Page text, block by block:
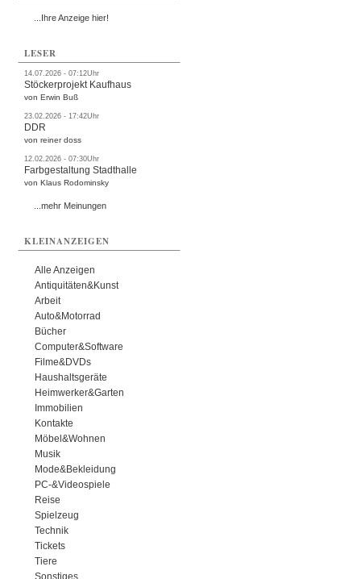
...Ihre Anzeige hier!
LESER
14.07.2026 - 07:12Uhr
Stöckerprojekt Kaufhaus
von Erwin Buß
23.02.2026 - 17:42Uhr
DDR
von reiner doss
12.02.2026 - 07:30Uhr
Farbgestaltung Stadthalle
von Klaus Rodominsky
...mehr Meinungen
KLEINANZEIGEN
Alle Anzeigen
Antiquitäten&Kunst
Arbeit
Auto&Motorrad
Bücher
Computer&Software
Filme&DVDs
Haushaltsgeräte
Heimwerker&Garten
Immobilien
Kontakte
Möbel&Wohnen
Musik
Mode&Bekleidung
PC-&Videospiele
Reise
Spielzeug
Technik
Tickets
Tiere
Sonstiges